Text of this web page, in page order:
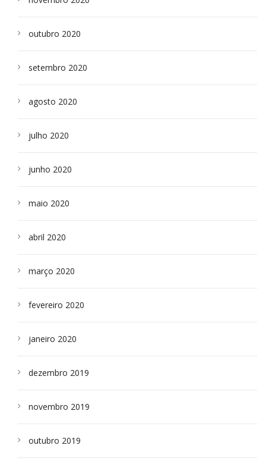
outubro 2020
setembro 2020
agosto 2020
julho 2020
junho 2020
maio 2020
abril 2020
março 2020
fevereiro 2020
janeiro 2020
dezembro 2019
novembro 2019
outubro 2019